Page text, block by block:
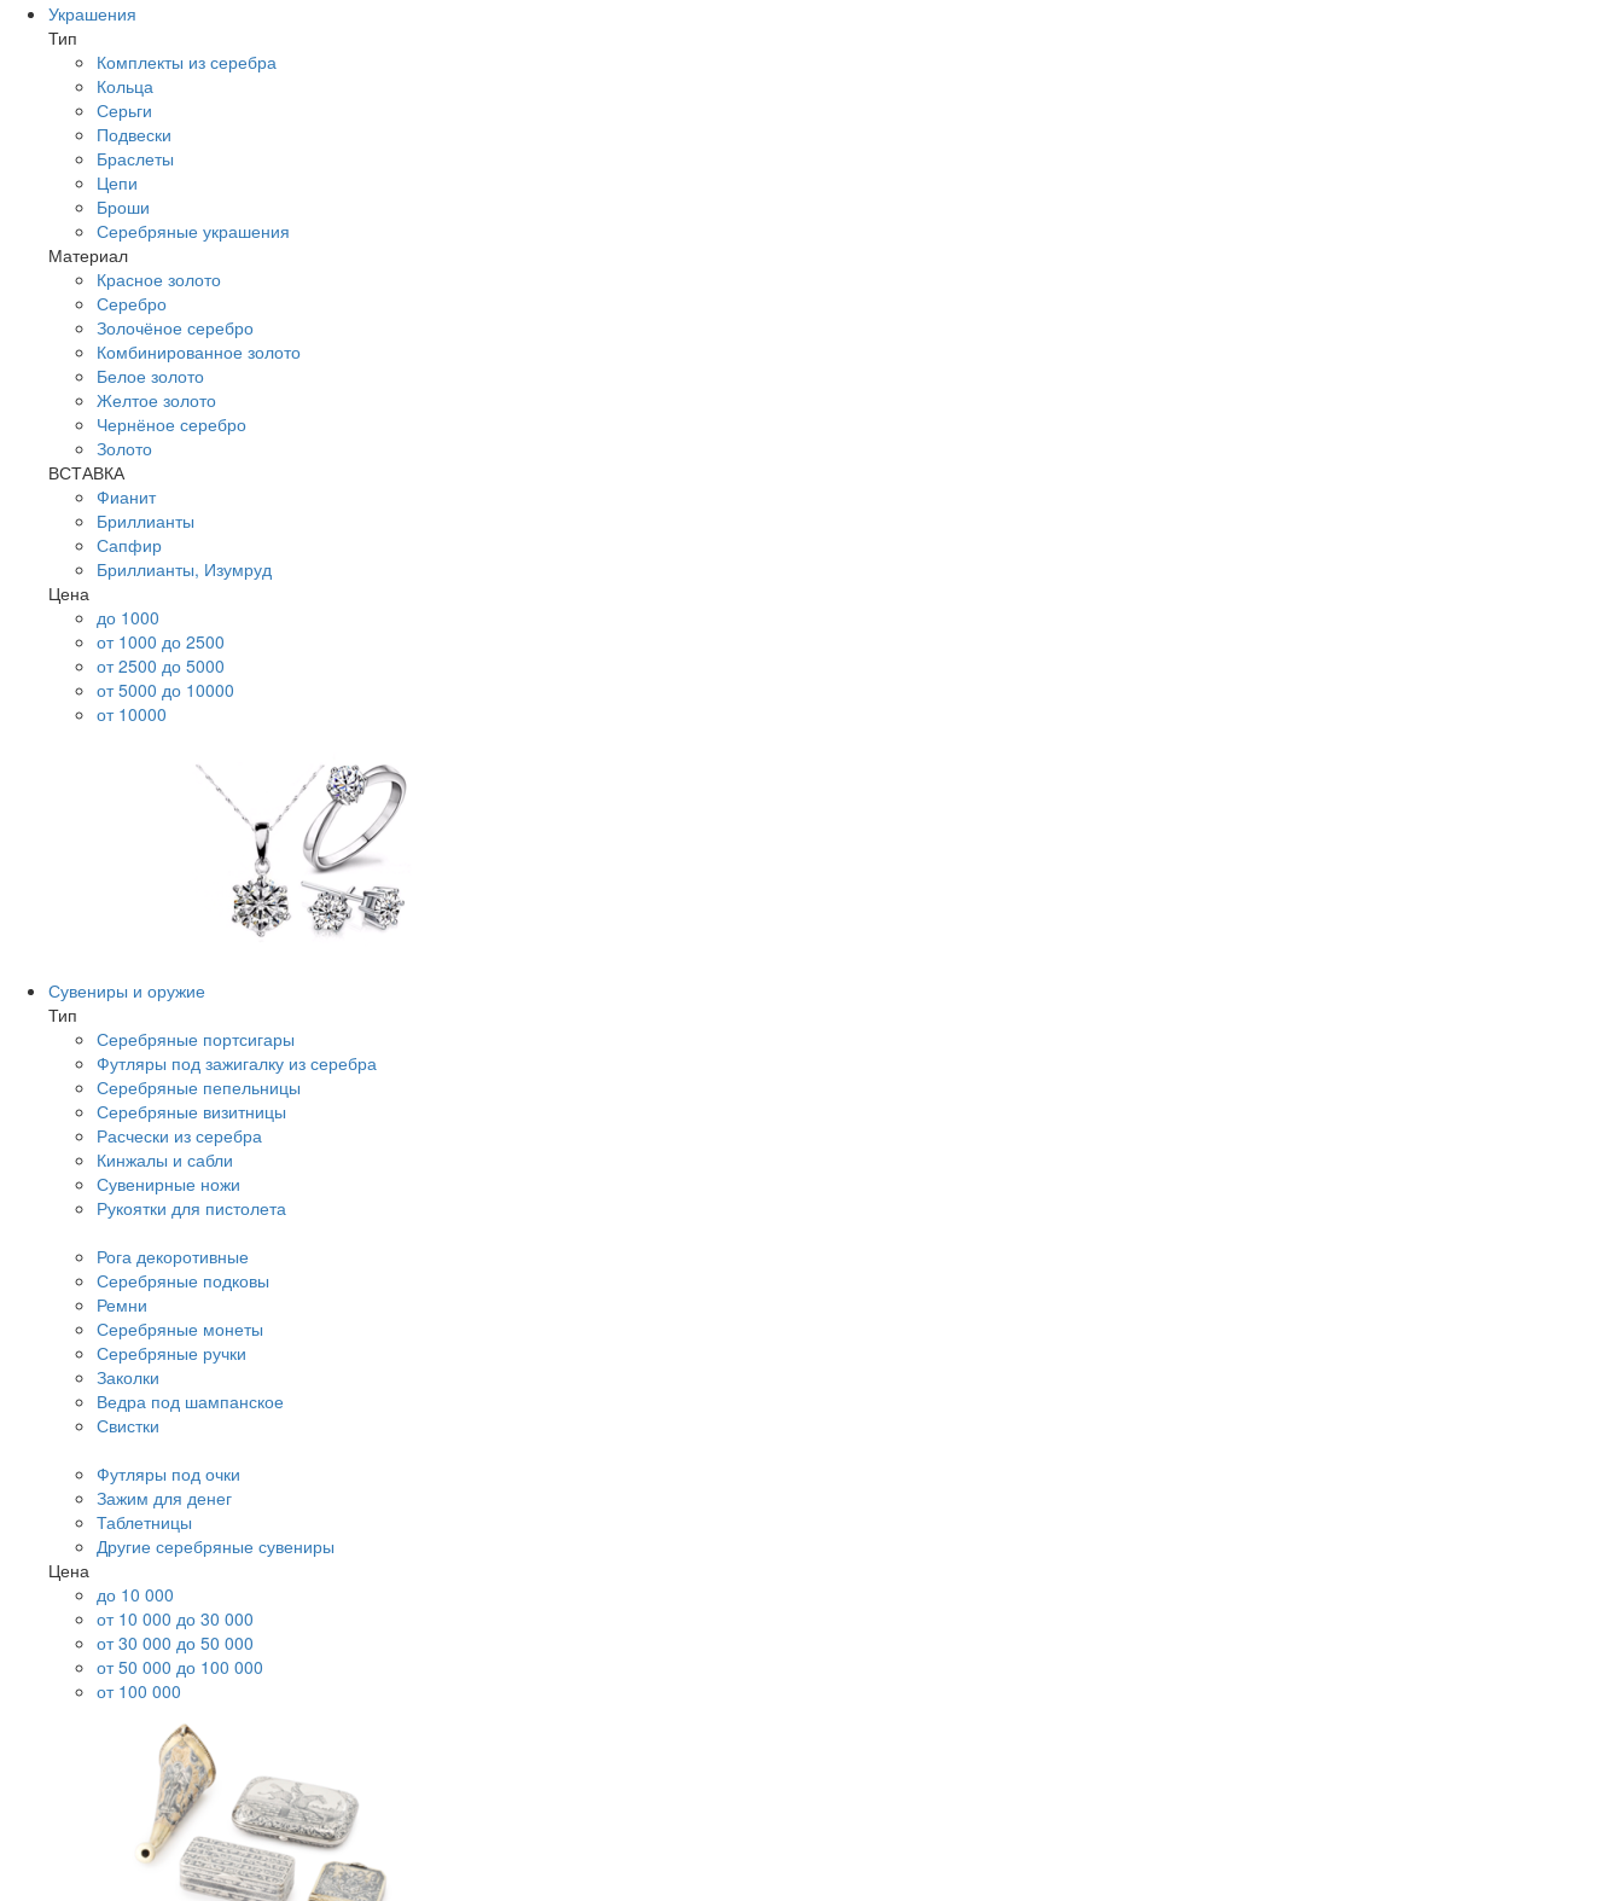
Украшения
Тип
Комплекты из серебра
Кольца
Серьги
Подвески
Браслеты
Цепи
Броши
Серебряные украшения
Материал
Красное золото
Серебро
Золочёное серебро
Комбинированное золото
Белое золото
Желтое золото
Чернёное серебро
Золото
ВСТАВКА
Фианит
Бриллианты
Сапфир
Бриллианты, Изумруд
Цена
до 1000
от 1000 до 2500
от 2500 до 5000
от 5000 до 10000
от 10000
Сувениры и оружие
Тип
Серебряные портсигары
Футляры под зажигалку из серебра
Серебряные пепельницы
Серебряные визитницы
Расчески из серебра
Кинжалы и сабли
Сувенирные ножи
Рукоятки для пистолета
Рога декоротивные
Серебряные подковы
Ремни
Серебряные монеты
Серебряные ручки
Заколки
Ведра под шампанское
Свистки
Футляры под очки
Зажим для денег
Таблетницы
Другие серебряные сувениры
Цена
до 10 000
от 10 000 до 30 000
от 30 000 до 50 000
от 50 000 до 100 000
от 100 000